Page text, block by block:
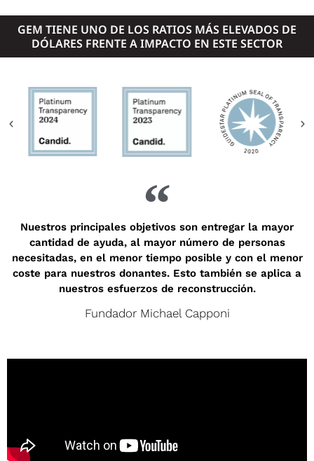
GEM TIENE UNO DE LOS RATIOS MÁS ELEVADOS DE
DÓLARES FRENTE A IMPACTO EN ESTE SECTOR
Nuestros principales objetivos son entregar la mayor
cantidad de ayuda, al mayor número de personas
necesitadas, en el menor tiempo posible y con el menor
coste para nuestros donantes. Esto también se aplica a
nuestros esfuerzos de reconstrucción.
Fundador Michael Capponi